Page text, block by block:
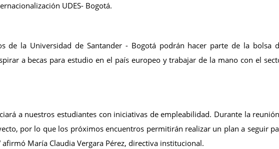
UDES- Bogotá.
de la Universidad de Santander - Bogotá podrán hacer parte de la bolsa
a becas para estudio en el país europeo y trabajar de la mano con el
a nuestros estudiantes con iniciativas de empleabilidad. Durante la
por lo que los próximos encuentros permitirán realizar un plan a seguir
afirmó María ClaudiaVergara Pérez, directiva institucional.